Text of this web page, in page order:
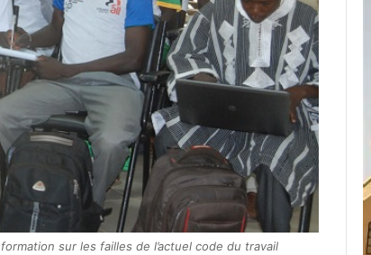
sur les failles de l’actuel code du travail